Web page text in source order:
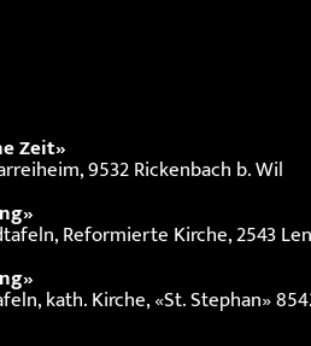
Zeit»
9532 Rickenbach b. Wil
Reformierte Kirche, 2543
kath. Kirche, «St. Stephan»